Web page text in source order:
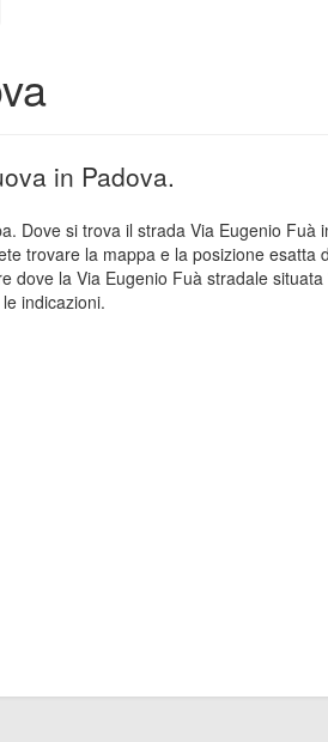
in Padova.
Dove si trova il strada Via Eugenio
trovare la mappa e la posizione
dove la Via Eugenio Fuà stradale
indicazioni.